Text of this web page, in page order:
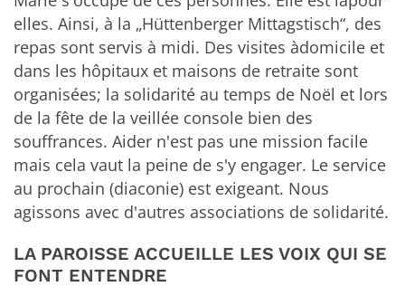
elles. Ainsi, à la „Hüttenberger Mittagstisch“, des
repas sont servis à midi. Des visites àdomicile et
dans les hôpitaux et maisons de retraite sont
organisées; la solidarité au temps de Noël et lors
de la fête de la veillée console bien des
souffrances. Aider n'est pas une mission facile
mais cela vaut la peine de s'y engager. Le service
au prochain (diaconie) est exigeant. Nous
agissons avec d'autres associations de solidarité.
LA PAROISSE ACCUEILLE LES VOIX QUI SE
FONT ENTENDRE